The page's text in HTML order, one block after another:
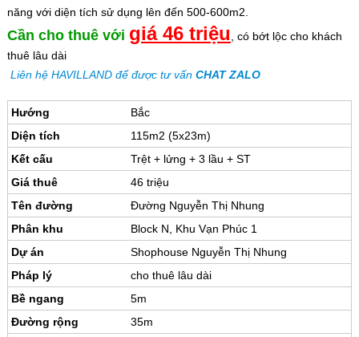
năng với diện tích sử dụng lên đến 500-600m2.
Cần cho thuê với giá 46 triệu
, có bớt lộc cho khách
thuê lâu dài
Liên hệ HAVILLAND để được tư vấn CHAT ZALO
Hướng
Bắc
Diện tích
115m2 (5x23m)
Kết cấu
Trệt + lửng + 3 lầu + ST
Giá thuê
46 triệu
Tên đường
Đường Nguyễn Thị Nhung
Phân khu
Block N, Khu Vạn Phúc 1
Dự án
Shophouse Nguyễn Thị Nhung
Pháp lý
cho thuê lâu dài
Bề ngang
5m
Đường rộng
35m